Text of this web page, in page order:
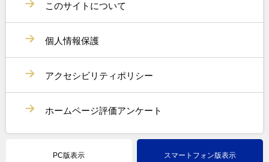
このサイトについて
個人情報保護
アクセシビリティポリシー
ホームページ評価アンケート
PC版表示 スマートフォン版表示